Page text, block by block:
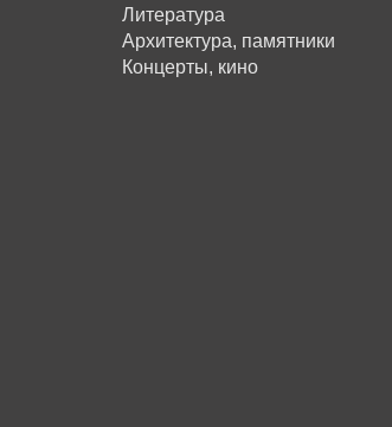
Литература
Архитектура, памятники
Концерты, кино